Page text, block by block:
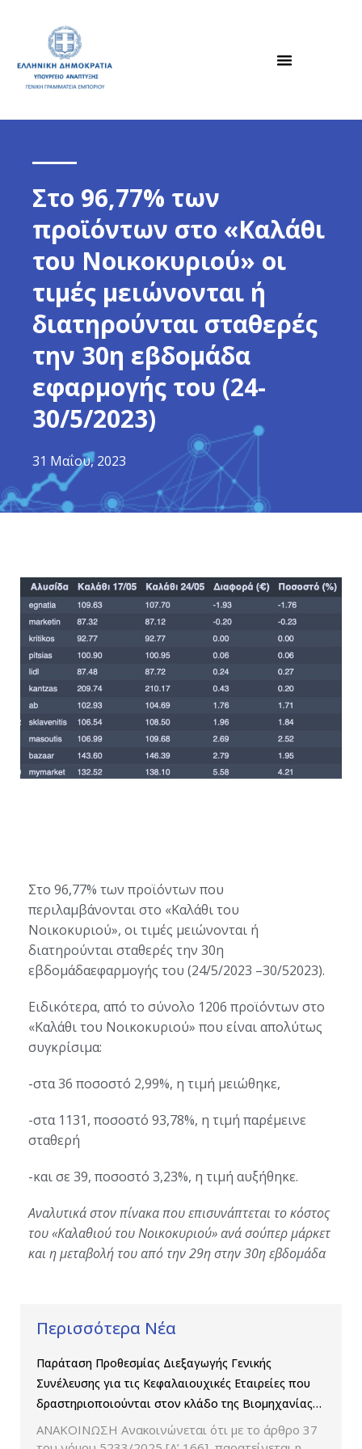
Στο 96,77% των
προϊόντων στο «Kαλάθι
του Nοικοκυριού» οι
τιμές μειώνονται ή
διατηρούνται σταθερές
την 30η εβδομάδα
εφαρμογής του (24-
30/5/2023)
31 Μαΐου, 2023
Στο 96,77% των προϊόντων που
περιλαμβάνονται στο «Kαλάθιτου
Nοικοκυριού», οι τιμές μειώνονται ή
διατηρούνται σταθερές την 30η
εβδομάδαεφαρμογής του (24/5/2023 –30/52023).
Ειδικότερα, από το σύνολο 1206 προϊόντων στο
«Καλάθι του Νοικοκυριού» που είναι απολύτως
συγκρίσιμα:
-στα36 ποσοστό 2,99%, η τιμή μειώθηκε,
-στα 1 131, ποσοστό 93,78%, η τιμή παρέμεινε
σταθερή
-και σε 39, ποσοστό 3,23%, η τιμή αυξήθηκε.
Αναλυτικά στον πίνακα που επισυνάπτεται το κόστος
του «Καλαθιού του Νοικοκυριού» ανά σούπερμάρκετ
και η μεταβολή του από την 29η στην30η εβδομάδα
Περισσότερα Νέα
Παράταση Προθεσμίας Διεξαγωγής Γενικής
Συνέλευσης για τις Κεφαλαιουχικές Εταιρείες που
δραστηριοποιούνται στον κλάδο της Βιομηχανίας
Παραγωγής και Εμπορίας Φαρμάκων
ΑΝΑΚΟΙΝΩΣΗ Ανακοινώνεται ότι με το άρθρο 37